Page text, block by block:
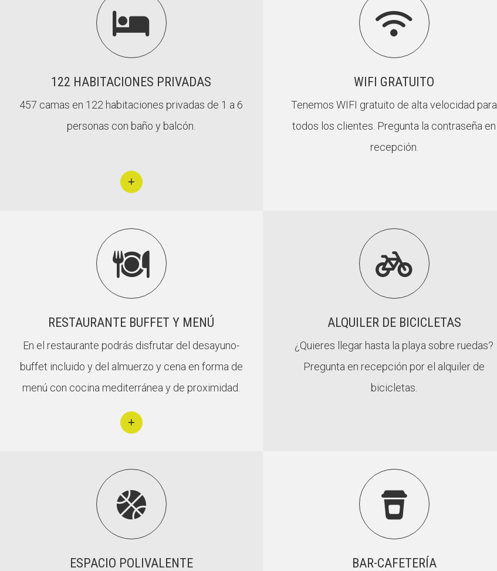

122 HABITACIONES PRIVADAS
457 camas en 122 habitaciones privadas de 1 a 6
personas con baño y balcón.

WIFI GRATUITO
Tenemos WIFI gratuito de alta velocidad para
todos los clientes. Pregunta la contraseña en
recepción.

RESTAURANTE BUFFET Y MENÚ
En el restaurante podrás disfrutar del desayuno-
buffet incluido y del almuerzo y cena en forma de
menú con cocina mediterránea y de proximidad.

ALQUILER DE BICICLETAS
¿Quieres llegar hasta la playa sobre ruedas?
Pregunta en recepción por el alquiler de
bicicletas.

ESPACIO POLIVALENTE

BAR-CAFETERÍA
Diari de la Fundació
Fundesplai als mitjans
Xarxes socials
Diari de la Fundació
Fundesplai als mitjans
Xarxes socials